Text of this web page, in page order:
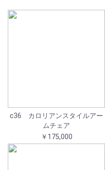
c36 カロリアンスタイルアー
ムチェア
￥175,000